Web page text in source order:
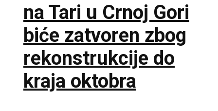
na Tari u Crnoj Gori
biće zatvoren zbog
rekonstrukcije do
kraja oktobra